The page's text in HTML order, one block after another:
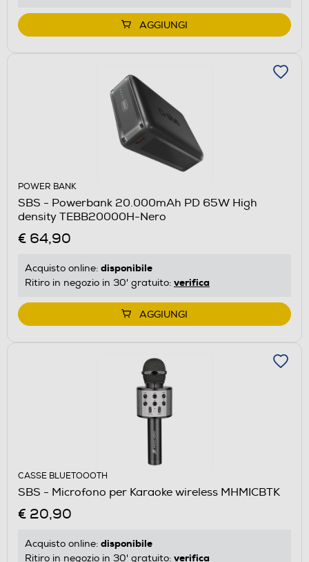
AGGIUNGI
POWER BANK
SBS - Powerbank 20.000mAh PD 65W High
density TEBB20000H-Nero
€ 64,90
Acquisto online: disponibile
Ritiro in negozio in 30' gratuito: verifica
AGGIUNGI
CASSE BLUETOOOTH
SBS - Microfono per Karaoke wireless MHMICBTK
€ 20,90
Acquisto online: disponibile
Ritiro in negozio in 30' gratuito: verifica